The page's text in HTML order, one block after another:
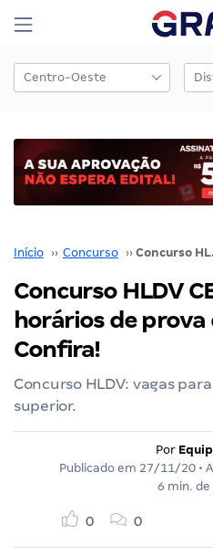
Início ›› Concurso ››
Concurso HLDV
horários de
Confira!
Concurso HLDV: vagas
superior.
Por
Publicado em 27/11/20 •
6 min.
0 0